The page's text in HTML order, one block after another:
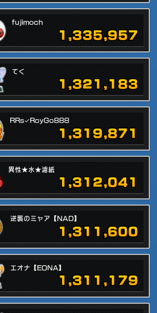
fujimoch
1,335,957
てく
1,321,183
RRs✓RoyGo888
1,319,871
異性★水★濾紙
1,312,041
逆襲のミャア【NAD】
1,311,600
エオナ【EONA】
1,311,179